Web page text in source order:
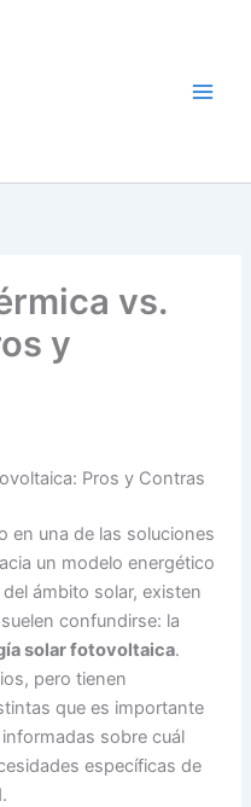
vs.
y
Pros y Contras
en una de las soluciones
un modelo energético
ámbito solar, existen
confundirse: la
solar fotovoltaica.
pero tienen
que es importante
sobre cuál
específicas de